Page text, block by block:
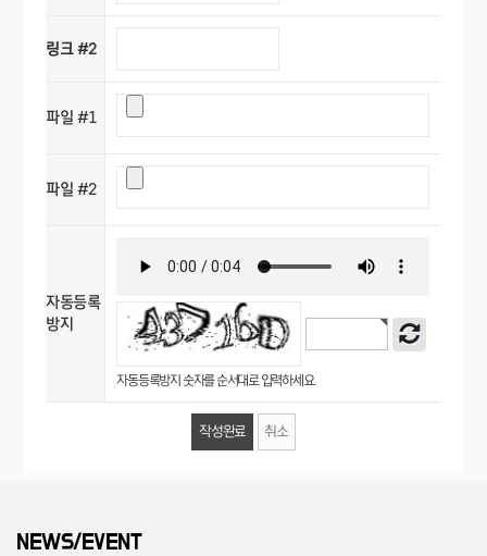
링크 #2
파일 #1
파일 #2
자동등록
방지
자동등록방지 숫자를 순서대로 입력하세요.
취소
NEWS/EVENT